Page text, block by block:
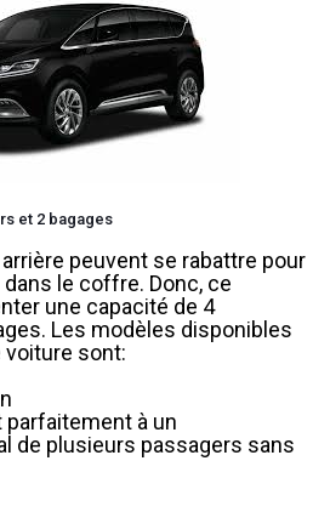
et 2 bagages
peuvent se rabattre pour
le coffre. Donc, ce
une capacité de 4
Les modèles disponibles
voiture sont:
à un
de plusieurs passagers sans